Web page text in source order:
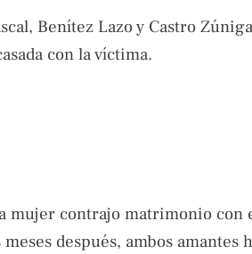
Benítez Lazo y Castro
con la víctima.
mujer contrajo matrimonio con
después, ambos